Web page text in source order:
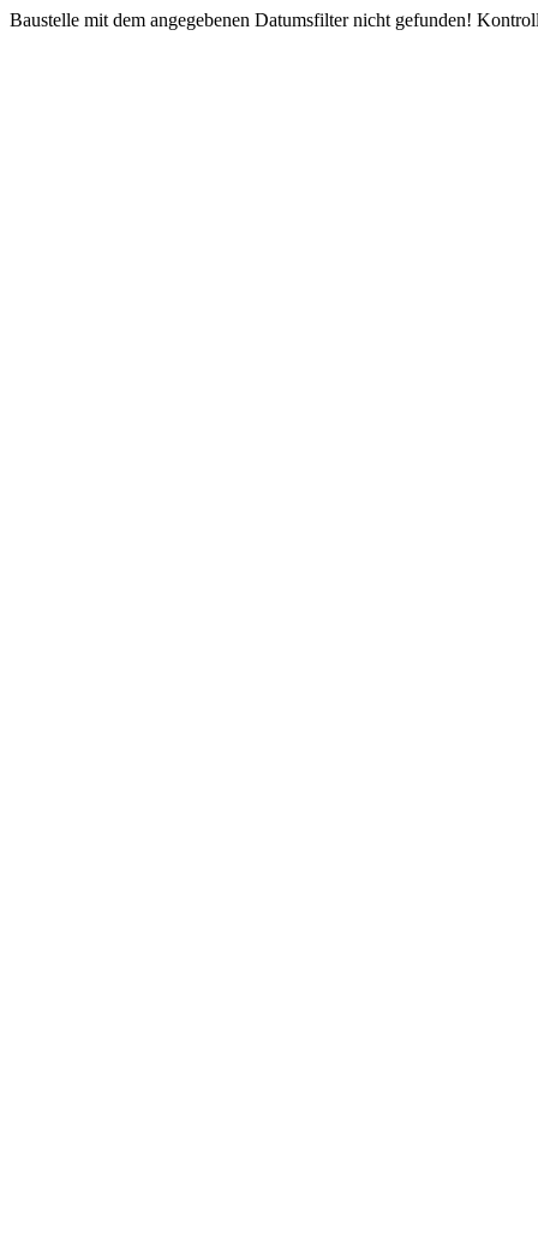
Baustelle mit dem angegebenen Datumsfilter nicht gefunden!